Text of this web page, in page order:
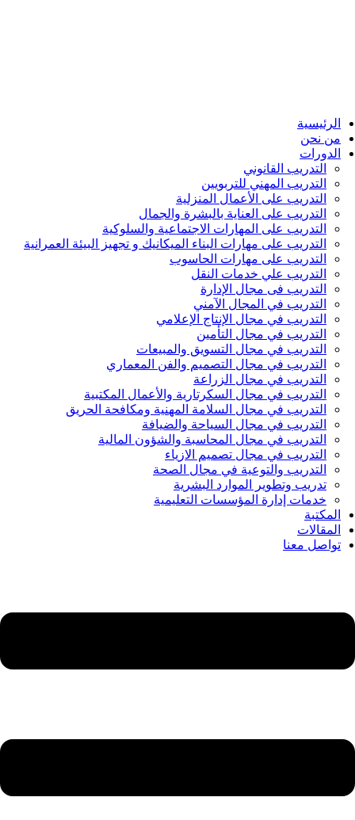
الرئيسية
من نحن
الدورات
التدريب القانوني
التدريب المهني للتربويين
التدريب على الأعمال المنزلية
التدريب على العناية بالبشرة والجمال
التدريب على المهارات الاجتماعية والسلوكية
التدريب على مهارات البناء الميكانيك و تجهيز البيئة العمرانية
التدريب على مهارات الحاسوب
التدريب علي خدمات النقل
التدريب فى مجال الإدارة
التدريب في المجال الآمني
التدريب في مجال الإنتاج الإعلامي
التدريب في مجال التأمين
التدريب في مجال التسويق والمبيعات
التدريب في مجال التصميم والفن المعماري
التدريب في مجال الزراعة
التدريب في مجال السكرتارية والأعمال المكتبية
التدريب في مجال السلامة المهنية ومكافحة الحريق
التدريب في مجال السياحة والضيافة
التدريب في مجال المحاسبة والشؤون المالية
التدريب في مجال تصميم الازياء
التدريب والتوعية في مجال الصحة
تدريب وتطوير الموارد البشرية
خدمات إدارة المؤسسات التعليمية
المكتبة
المقالات
تواصل معنا